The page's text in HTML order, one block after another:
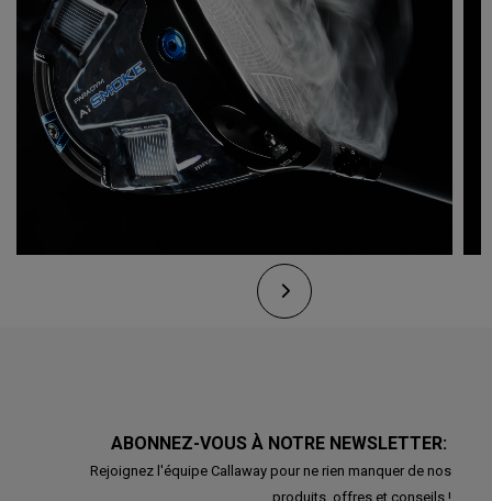
ABONNEZ-VOUS À NOTRE NEWSLETTER:
Rejoignez l'équipe Callaway pour ne rien manquer de nos
produits, offres et conseils !